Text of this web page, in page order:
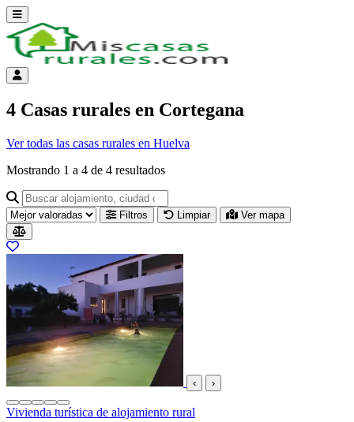
Abrir menú
Menú de cuenta
4 Casas rurales en Cortegana
Ver todas las casas rurales en Huelva
Mostrando 1 a 4 de 4 resultados
Buscar alojamiento, ciudad o provincia para ir a su página
Filtros Limpiar Ver mapa
Resultados del listado
‹ ›
Vivienda turística de alojamiento rural